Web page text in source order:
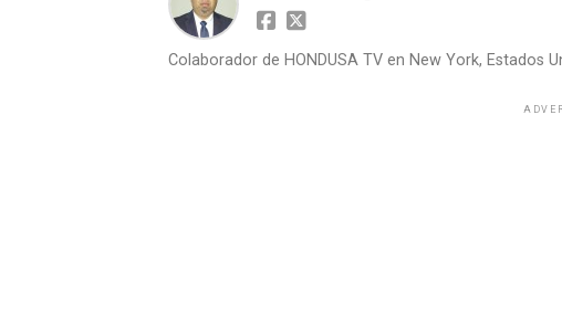
Colaborador de HONDUSA TV en New York, Estados